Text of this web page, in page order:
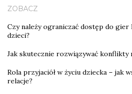
ZOBACZ
Czy należy ograniczać dostęp do
dzieci?
Jak skutecznie rozwiązywać konflikty
Rola przyjaciół w życiu dziecka – jak
relacje?